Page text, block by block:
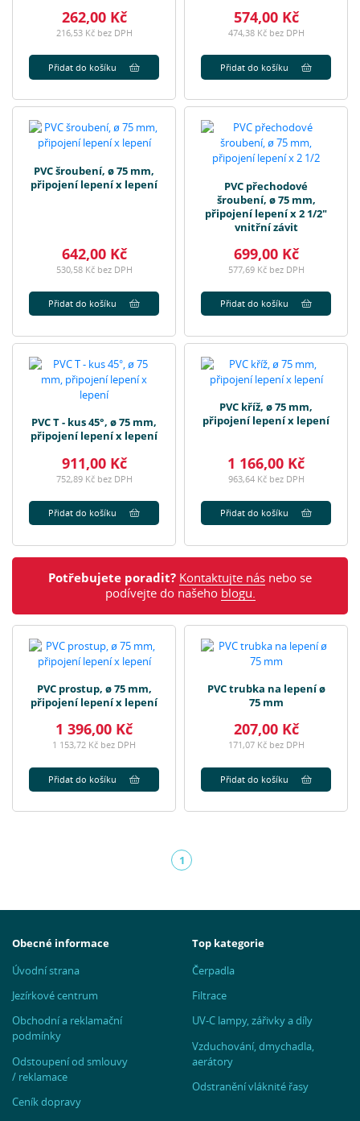
262,00 Kč
216,53 Kč bez DPH
Přidat do košíku
574,00 Kč
474,38 Kč bez DPH
Přidat do košíku
PVC šroubení, ø 75 mm,
připojení lepení x lepení
642,00 Kč
530,58 Kč bez DPH
Přidat do košíku
PVC přechodové
šroubení, ø 75 mm,
připojení lepení x 2 1/2"
vnitřní závit
699,00 Kč
577,69 Kč bez DPH
Přidat do košíku
PVC T - kus 45°, ø 75 mm,
připojení lepení x lepení
911,00 Kč
752,89 Kč bez DPH
Přidat do košíku
PVC kříž, ø 75 mm,
připojení lepení x lepení
1 166,00 Kč
963,64 Kč bez DPH
Přidat do košíku
Potřebujete poradit? Kontaktujte nás nebo se
podívejte do našeho blogu.
PVC prostup, ø 75 mm,
připojení lepení x lepení
1 396,00 Kč
1 153,72 Kč bez DPH
Přidat do košíku
PVC trubka na lepení ø
75 mm
207,00 Kč
171,07 Kč bez DPH
Přidat do košíku
1(aktuální)
Obecné informace
Úvodní strana
Jezírkové centrum
Obchodní a reklamační
podmínky
Odstoupení od smlouvy
/ reklamace
Ceník dopravy
Top kategorie
Čerpadla
Filtrace
UV-C lampy, zářivky a díly
Vzduchování, dmychadla,
aerátory
Odstranění vláknité řasy